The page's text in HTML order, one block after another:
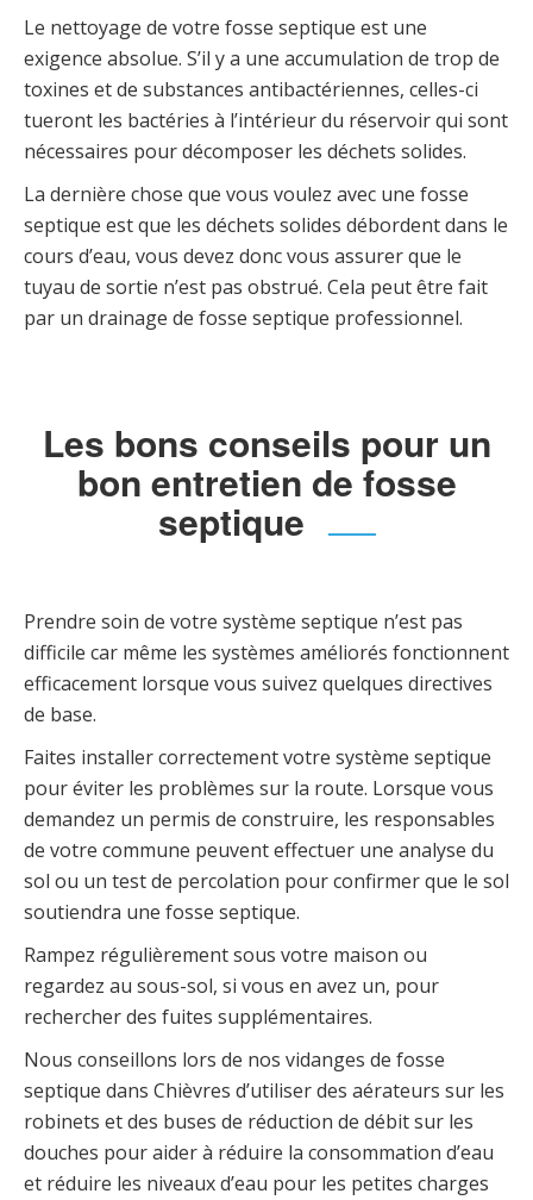
Le nettoyage de votre fosse septique est une
exigence absolue. S’il y a une accumulation de trop de
toxines et de substances antibactériennes, celles-ci
tueront les bactéries à l’intérieur du réservoir qui sont
nécessaires pour décomposer les déchets solides.
La dernière chose que vous voulez avec une fosse
septique est que les déchets solides débordent dans le
cours d’eau, vous devez donc vous assurer que le
tuyau de sortie n’est pas obstrué. Cela peut être fait
par un drainage de fosse septique professionnel.
Les bons conseils pour un
bon entretien de fosse
septique
Prendre soin de votre système septique n’est pas
difficile car même les systèmes améliorés fonctionnent
efficacement lorsque vous suivez quelques directives
de base.
Faites installer correctement votre système septique
pour éviter les problèmes sur la route. Lorsque vous
demandez un permis de construire, les responsables
de votre commune peuvent effectuer une analyse du
sol ou un test de percolation pour confirmer que le sol
soutiendra une fosse septique.
Rampez régulièrement sous votre maison ou
regardez au sous-sol, si vous en avez un, pour
rechercher des fuites supplémentaires.
Nous conseillons lors de nos vidanges de fosse
septique dans Chièvres d’utiliser des aérateurs sur les
robinets et des buses de réduction de débit sur les
douches pour aider à réduire la consommation d’eau
et réduire les niveaux d’eau pour les petites charges